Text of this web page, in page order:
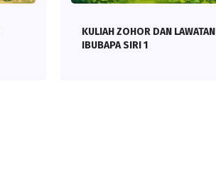
KULIAH ZOHOR DAN LAWATAN
IBUBAPA SIRI 1